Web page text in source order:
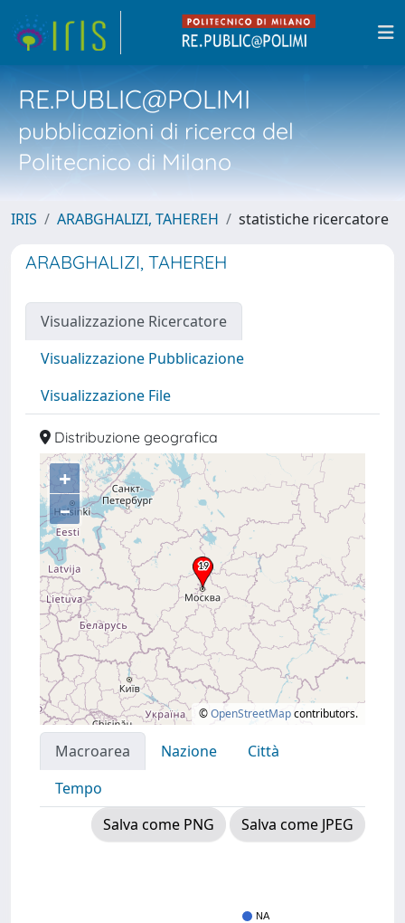
RE.PUBLIC@POLIMI
pubblicazioni di ricerca del
Politecnico di Milano
IRIS ARABGHALIZI, TAHEREH statistiche ricercatore
ARABGHALIZI, TAHEREH
Visualizzazione Ricercatore
Visualizzazione Pubblicazione
Visualizzazione File
Distribuzione geografica
+
–
©OpenStreetMapcontributors.
Macroarea Nazione
Città
Tempo
Salva come PNG
Salva come JPEG
NA